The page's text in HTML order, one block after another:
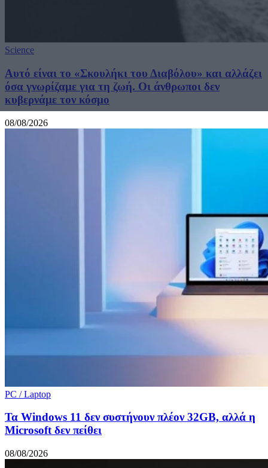
Science
Αυτό είναι το «Σκουλήκι του Διαβόλου» και αλλάζει
όσα γνωρίζαμε για τη ζωή. Οι άνθρωποι δεν
κυβερνάμε τον κόσμο
08/08/2026
PC / Laptop
Τα Windows 11 δεν συστήνουν πλέον 32GB, αλλά η
Microsoft δεν πείθει
08/08/2026